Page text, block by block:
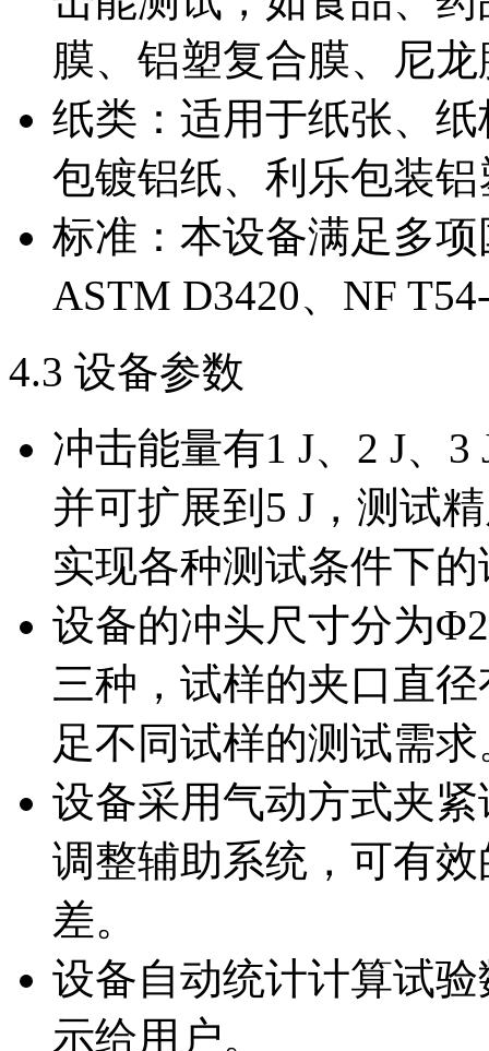
膜、铝塑复合膜、尼
纸类：适用于纸张、
包镀铝纸、利乐包装
标准：本设备满足多
ASTM D3420、NF
4.3 设备参数
冲击能量有1 J、2 J、
并可扩展到5 J，测试
实现各种测试条件下
设备的冲头尺寸分为
三种，试样的夹口直
足不同试样的测试需求
设备采用气动方式夹
调整辅助系统，可有
差。
设备自动统计计算试
示给用户。